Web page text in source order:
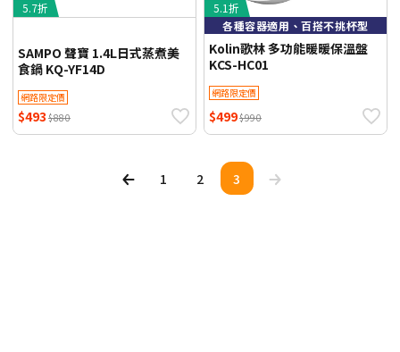
5.7折
SAMPO 聲寶 1.4L日式蒸煮美
食鍋 KQ-YF14D
網路限定價
$493 $880
5.1折
各種容器適用、百搭不挑杯型
Kolin歌林 多功能暖暖保溫盤
KCS-HC01
網路限定價
$499$990
1 2 3